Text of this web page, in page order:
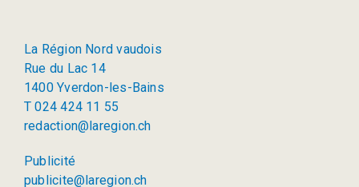
La Région Nord vaudois
Rue du Lac 14
1400 Yverdon-les-Bains
T 024 424 11 55
redaction@laregion.ch
Publicité
publicite@laregion.ch